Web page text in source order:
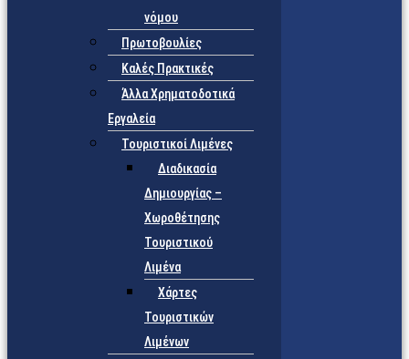
νόμου
Πρωτοβουλίες
Καλές Πρακτικές
Άλλα Χρηματοδοτικά
Εργαλεία
Τουριστικοί Λιμένες
Διαδικασία
Δημιουργίας –
Χωροθέτησης
Τουριστικού
Λιμένα
Χάρτες
Τουριστικών
Λιμένων